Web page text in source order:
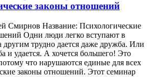
законы отношений
Смирнов Название: Психологические
Одни люди легко вступают в
другим трудно дается даже дружба. Или
и удается. А хочется большего! Это
что нарушаются единые для всех
законы отношений. Этот семинар